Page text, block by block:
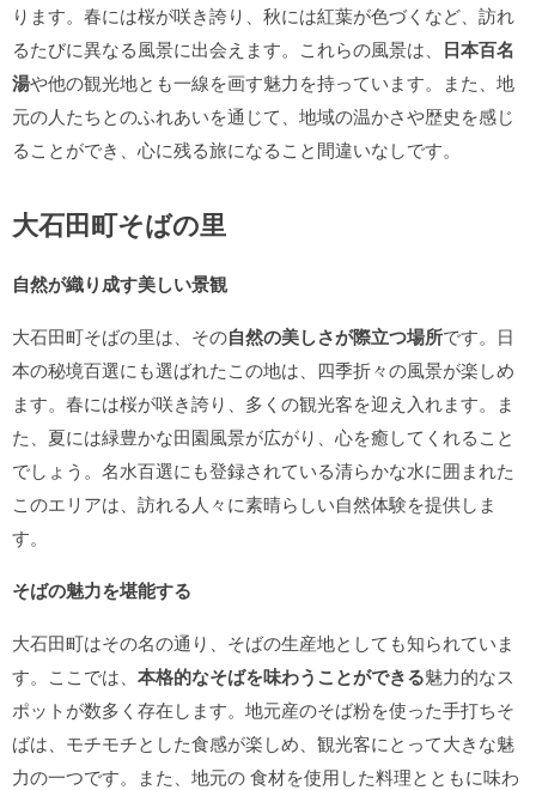
ります。春には桜が咲き誇り、秋には紅葉が色づくなど、訪れ
るたびに異なる風景に出会えます。これらの風景は、 日本百名
湯や他の観光地とも一線を画す魅力を持っています。また、地
元の人たちとのふれあいを通じて、地域の温かさや歴史を感じ
ることができ、心に残る旅になること間違いなしです。
大石田町そばの里
自然が織り成す美しい景観
大石田町そばの里は、その自然の美しさが際立つ場所です。日
本の秘境百選にも選ばれたこの地は、四季折々の風景が楽しめ
ます。春には桜が咲き誇り、多くの観光客を迎え入れます。ま
た、夏には緑豊かな田園風景が広がり、心を癒してくれること
でしょう。名水百選にも登録されている清らかな水に囲まれた
このエリアは、訪れる人々に素晴らしい自然体験を提供しま
す。
そばの魅力を堪能する
大石田町はその名の通り、そばの生産地としても知られていま
す。ここでは、 本格的なそばを味わうことができる魅力的なス
ポットが数多く存在します。地元産のそば粉を使った手打ちそ
ばは、モチモチとした食感が楽しめ、観光客にとって大きな魅
力の一つです。また、地元の 食材を使用した料理とともに味わ